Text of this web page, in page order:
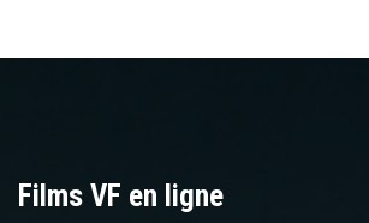
Films VF en ligne